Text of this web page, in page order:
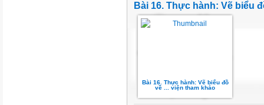
Bài 16. Thực hành: Vẽ biểu
Bài 16. Thực hành: Vẽ biểu đồ
về ... viện tham khảo